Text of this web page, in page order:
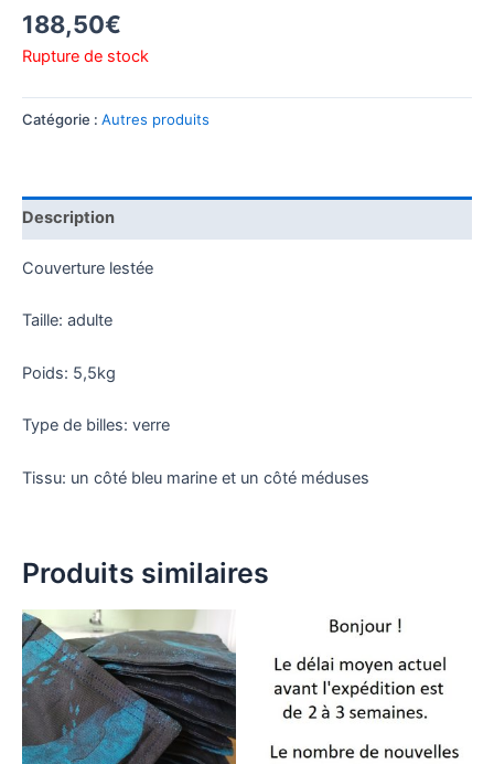
188,50€
Rupture de stock
Catégorie : Autres produits
Description
Couverture lestée
Taille: adulte
Poids: 5,5kg
Type de billes: verre
Tissu: un côté bleu marine et un côté méduses
Produits similaires